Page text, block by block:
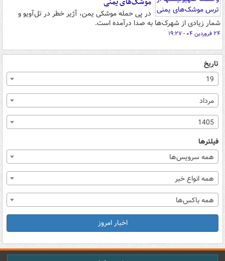
در پی حمله موشکی یمن، آژیر خطر در تل‌آویو و
شمار زیادی از شهرک‌ها به صدا درآمده است.
۲۴ فروردین ۰۴ - ۱۹:۲۷
تاریخ
19
مرداد
1405
فیلترها
همه سرویس‌ها
همه انواع خبر
همه باکس‌ها
اخبار امروز